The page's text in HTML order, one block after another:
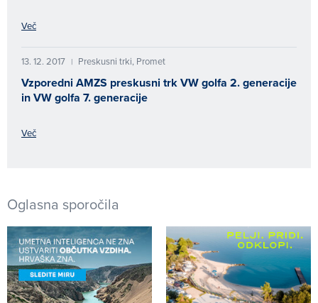
Več
13. 12. 2017 | Preskusni trki, Promet
Vzporedni AMZS preskusni trk VW golfa 2. generacije
in VW golfa 7. generacije
Več
Oglasna sporočila